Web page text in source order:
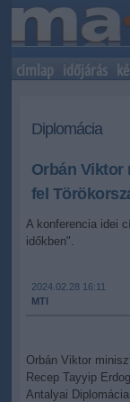
címlap időjárás
Diplomácia
Orbán Viktor
fel
A konferencia idei
időkben".
2024.02.28 16:11
MTI
Orbán Viktor
Recep Tayyip
Antalyai